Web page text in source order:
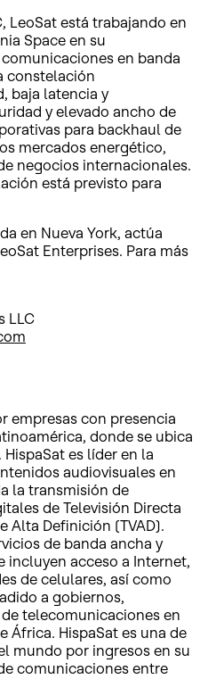
LeoSat está trabajando en
Space en su
en banda
constelación
baja latencia y
y elevado ancho de
para backhaul de
mercados energético,
negocios internacionales.
está previsto para
en Nueva York, actúa
Enterprises. Para más
LLC
empresas con presencia
donde se ubica
es líder en la
audiovisuales en
la transmisión de
de Televisión Directa
Alta Definición (TVAD).
de banda ancha y
acceso a Internet,
de celulares, así como
a gobiernos,
telecomunicaciones en
África. HispaSat es una de
mundo por ingresos en su
comunicaciones entre